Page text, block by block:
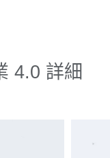
4.0 詳細